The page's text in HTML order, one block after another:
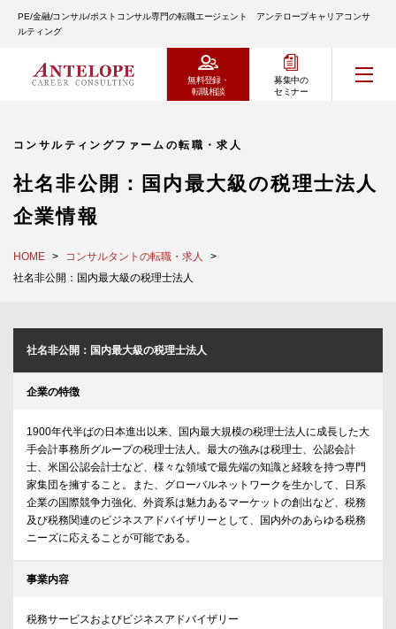
PE/金融/コンサル/ポストコンサル専門の転職エージェント アンテロープキャリアコンサ
ルティング
無料登録・
転職相談
募集中の
セミナー
コンサルティングファームの転職・求人
社名非公開：国内最大級の税理士法人
企業情報
HOME
コンサルタントの転職・求人
社名非公開：国内最大級の税理士法人
社名非公開：国内最大級の税理士法人
企業の特徴
1900年代半ばの日本進出以来、国内最大規模の税理士法人に成長した大
手会計事務所グループの税理士法人。最大の強みは税理士、公認会計
士、米国公認会計士など、様々な領域で最先端の知識と経験を持つ専門
家集団を擁すること。また、グローバルネットワークを生かして、日系
企業の国際競争力強化、外資系は魅力あるマーケットの創出など、税務
及び税務関連のビジネスアドバイザリーとして、国内外のあらゆる税務
ニーズに応えることが可能である。
事業内容
税務サービスおよびビジネスアドバイザリー